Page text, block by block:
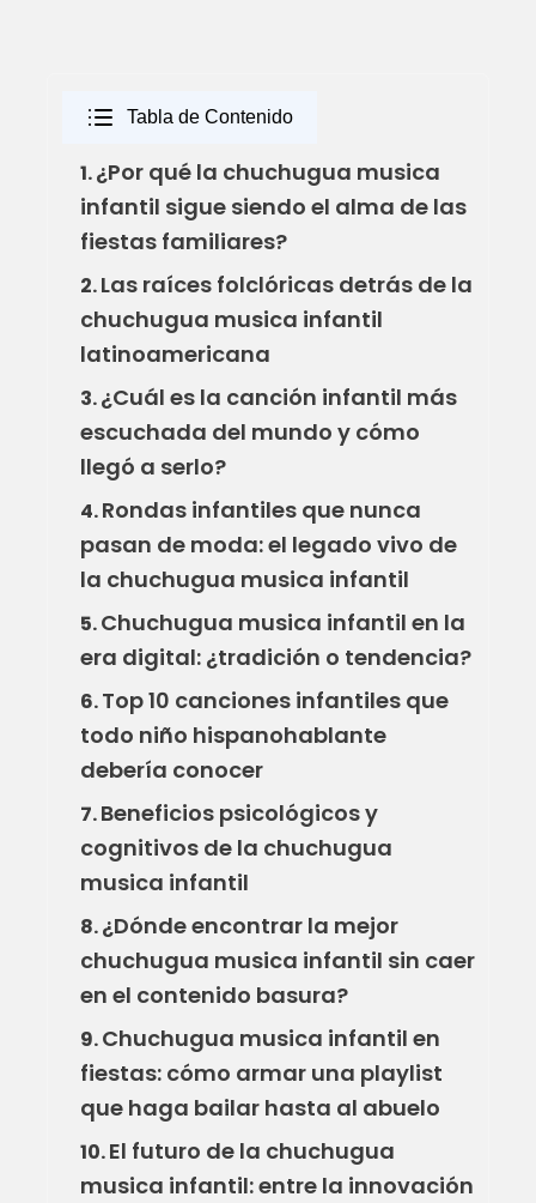
Tabla de Contenido
1.¿Por qué la chuchugua musica
infantil sigue siendo el alma de las
fiestas familiares?
2.Las raíces folclóricas detrás de la
chuchugua musica infantil
latinoamericana
3.¿Cuál es la canción infantil más
escuchada del mundo y cómo
llegó a serlo?
4.Rondas infantiles que nunca
pasan de moda: el legado vivo de
la chuchugua musica infantil
5.Chuchugua musica infantil en la
era digital: ¿tradición o tendencia?
6.Top 10 canciones infantiles que
todo niño hispanohablante
debería conocer
7.Beneficios psicológicos y
cognitivos de la chuchugua
musica infantil
8.¿Dónde encontrar la mejor
chuchugua musica infantil sin caer
en el contenido basura?
9.Chuchugua musica infantil en
fiestas: cómo armar una playlist
que haga bailar hasta al abuelo
10.El futuro de la chuchugua
musica infantil: entre la innovación